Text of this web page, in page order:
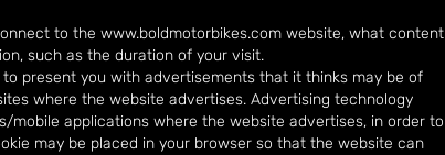
to the www.boldmotorbikes.com website, what content
such as the duration of your visit.
present you with advertisements that it thinks may be of
where the website advertises. Advertising technology
applications where the website advertises, in order to
may be placed in your browser so that the website can